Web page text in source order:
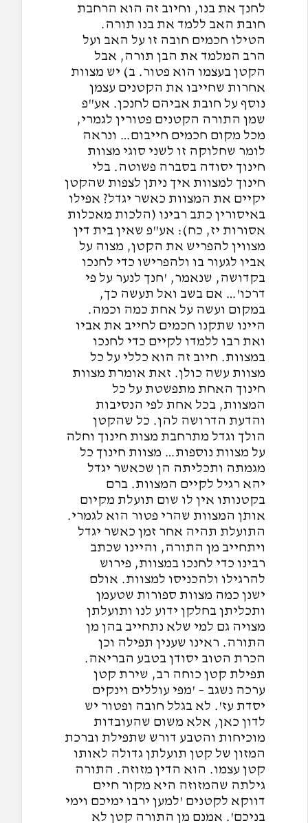
לחנך את בנו, וחיוב זה הוא הרחבת
חובת האב ללמד את בנו תורה.
הטילו חכמים חובה זו על האב ועל
הרב המלמד את הבן תורה, אבל
הקטן בעצמו הוא פטור. ב) יש מצוות
אחרות שחייבו את הקטנים עצמן
נוסף על חובת אביהם לחנכן. אע"פ
שמן התורה הקטנים פטורין לגמרי,
מכל מקום חכמים חייבום… ונראה
לומר שחלוקה זו לשני סוגי מצוות
חינוך יסודה בסברה פשוטה. בלי
חינוך למצוות איך ניתן לצפות שהקטן
יקיים את המצוות כאשר יגדל? אפילו
באיסורין כתב רבינו (הלכות מאכלות
אסורות יז, כח): אע"פ שאין בית דין
מצווין להפריש את הקטן, מצוה על
אביו לגעור בו ולהפרישו כדי לחנכו
בקדושה, שנאמר, 'חנך לנער על פי
דרכו'… אם בשב ואל תעשה כך,
במקום ועשה על אחת כמה וכמה.
היינו שתקנו חכמים לחייב את אביו
ואת רבו ללמדו לקיים כדי לחנכו
במצוות. חיוב זה הוא כללי על כל
מצוות עשה כולן. זאת אומרת מצוות
חינוך האחת מתפשטת על כל
המצוות, בכל אחת לפי הנסיבות
והדעת הדרושה להן. כל שהקטן
הולך וגדל מתרחבת מצות חינוך וחלה
על מצוות נוספות… מצוות חינוך כל
מגמתה ותכליתה הן שכאשר יגדל
יהא רגיל לקיים המצוות. ברם
בקטנותו אין לו שום תועלת מקיום
אותן המצוות שהרי פטור הוא לגמרי.
התועלת תהיה אחר זמן כאשר יגדל
ויתחייב מן התורה, והיינו שכתב
רבינו כדי לחנכו במצוות, פירוש
להרגילו ולהכניסו למצוות. אולם
ישנן כמה מצוות ספורות שטעמן
ותכליתן בחלקן ידוע לנו ותועלתן
מצויה גם למי שלא נתחייב בהן מן
התורה. ראינו שענין תפילה וכן
הכרת הטוב יסודן בטבע הבריאה.
תפילת קטן כוחה רב, שירת קטן
ערכה נשגב – 'מפי עוללים וינקים
יסדת עז'. לא בגלל חובה ופטור יש
לדון כאן, אלא משום שהעובדות
מוכיחות והטבע דורש שתפילת וברכת
המזון של קטן תועלתן גדולה לאותו
קטן עצמו. הוא הדין מזוזה. התורה
גילתה שהמזוזה היא מקור חיים
דווקא לקטנים 'למען ירבו ימיכם וימי
בניכם'. אמנם מן התורה קטן לא